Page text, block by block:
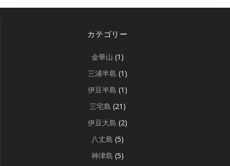
カテゴリー
金華山 (1)
三浦半島 (1)
伊豆半島 (1)
三宅島 (21)
伊豆大島 (2)
八丈島 (5)
神津島 (5)